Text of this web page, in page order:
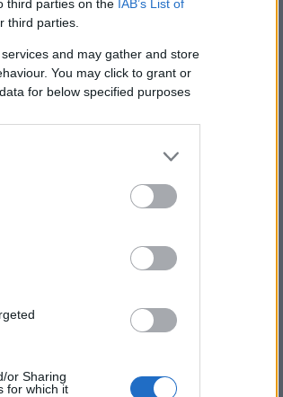
third parties on the IAB’s List of
third parties.
and may gather and store
You may click to grant or
for below specified purposes
or Sharing
for which it